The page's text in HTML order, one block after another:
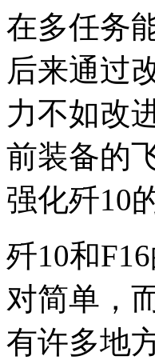
在多任务
后来通过
力不如改
前装备的
强化歼10
歼10和
对简单，
有许多地